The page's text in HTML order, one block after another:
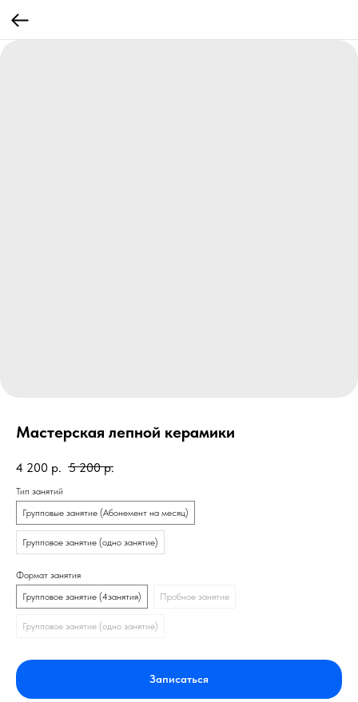
Мастерская лепной керамики
4 200 р. 5 200 р.
Тип занятий
Групповые занятие (Абонемент на месяц)
Групповое занятие (одно занятие)
Формат занятия
Групповое занятие (4занятия)
Пробное занятие
Групповое занятие (одно занятие)
Записаться